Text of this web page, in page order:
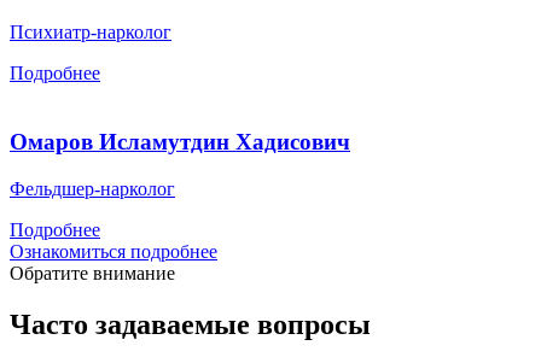
Психиатр-нарколог
Подробнее
Омаров Исламутдин Хадисович
Фельдшер-нарколог
Подробнее
Ознакомиться подробнее
Обратите внимание
Часто задаваемые вопросы